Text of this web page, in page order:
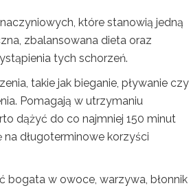
które stanowią jedną
zbalansowana dieta oraz
tych schorzeń.
takie jak bieganie, pływanie czy
Pomagają w utrzymaniu
dążyć do co najmniej 150 minut
długoterminowe korzyści
bogata w owoce, warzywa, błonnik